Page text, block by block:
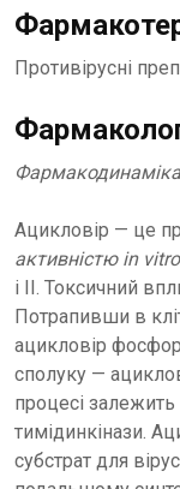
Противірусні
Ацикловір — це
активністю in vitro
і II. Токсичний
Потрапивши в
ацикловір
сполуку —
процесі залежить
тимідинкінази.
субстрат для